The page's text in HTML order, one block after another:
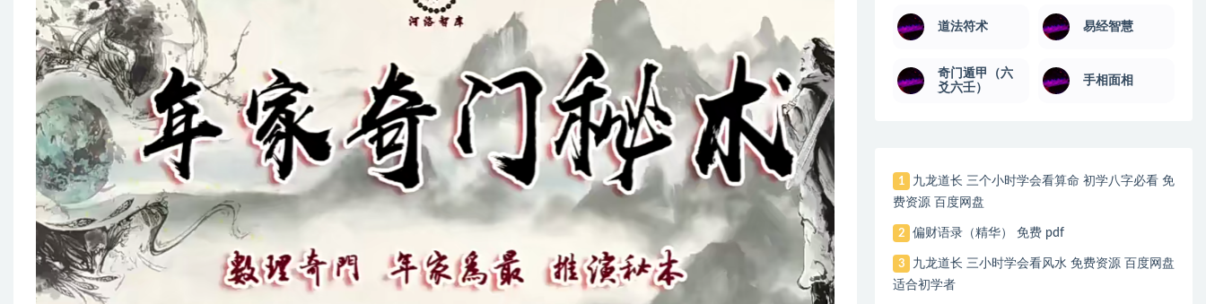
道法符术 易经智慧
奇门遁甲（六
爻六壬）
手相面相
1
九龙道长 三个小时学会看算命 初学八字必看 免
费资源 百度网盘
2 偏财语录（精华） 免费 pdf
3
九龙道长 三小时学会看风水 免费资源 百度网盘
适合初学者